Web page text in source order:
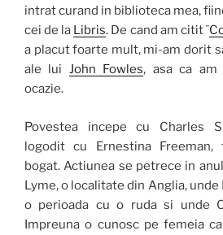
intrat curand in biblioteca mea,
cei de la Libris. De cand am citit ¨
a placut foarte mult, mi-am dorit
ale lui John Fowles, asa ca am
ocazie.
Povestea incepe cu Charles
logodit cu Ernestina
bogat. Actiunea se petrece in
Lyme, o localitate din Anglia,
o perioada cu o ruda si unde
Impreuna o cunosc pe femeia